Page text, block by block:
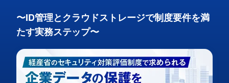
〜ID管理とクラウドストレージで制度要件を満
たす実務ステップ〜